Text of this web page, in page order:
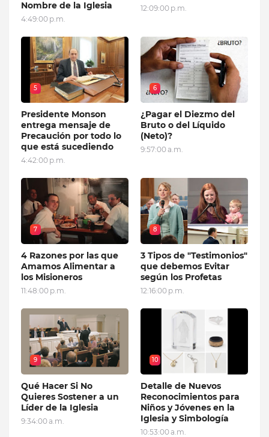
Nombre de la Iglesia
4:49:00 p.m.
12:09:00 p.m.
5
Presidente Monson
entrega mensaje de
Precaución por todo lo
que está sucediendo
4:42:00 p.m.
6
¿Pagar el Diezmo del
Bruto o del Líquido
(Neto)?
9:57:00 a.m.
7
4 Razones por las que
Amamos Alimentar a
los Misioneros
11:48:00 p.m.
8
3 Tipos de "Testimonios"
que debemos Evitar
según los Profetas
12:16:00 p.m.
9
Qué Hacer Si No
Quieres Sostener a un
Líder de la Iglesia
9:34:00 a.m.
10
Detalle de Nuevos
Reconocimientos para
Niños y Jóvenes en la
Iglesia y Simbología
10:53:00 a.m.